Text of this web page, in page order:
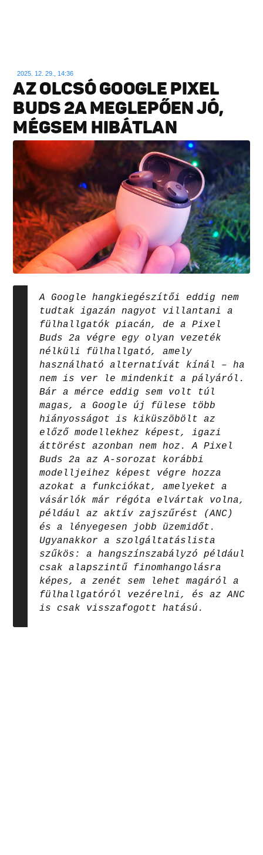
2025. 12. 29., 14:36
AZ OLCSÓ GOOGLE PIXEL
BUDS 2A MEGLEPŐEN JÓ,
MÉGSEM HIBÁTLAN
A Google hangkiegészítői eddig nem
tudtak igazán nagyot villantani a
fülhallgatók piacán, de a Pixel
Buds 2a végre egy olyan vezeték
nélküli fülhallgató, amely
használható alternatívát kínál – ha
nem is ver le mindenkit a pályáról.
Bár a mérce eddig sem volt túl
magas, a Google új fülese több
hiányosságot is kiküszöbölt az
előző modellekhez képest, igazi
áttörést azonban nem hoz. A Pixel
Buds 2a az A-sorozat korábbi
modelljeihez képest végre hozza
azokat a funkciókat, amelyeket a
vásárlók már régóta elvártak volna,
például az aktív zajszűrést (ANC)
és a lényegesen jobb üzemidőt.
Ugyanakkor a szolgáltatáslista
szűkös: a hangszínszabályzó például
csak alapszintű finomhangolásra
képes, a zenét sem lehet magáról a
fülhallgatóról vezérelni, és az ANC
is csak visszafogott hatású.